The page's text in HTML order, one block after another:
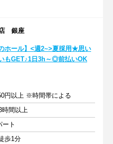
銀座
ホール】<週2~>夏採用★思い
もGET♪1日3h～◎前払いOK
円以上 ※時間帯による
時間以上
ート
歩1分